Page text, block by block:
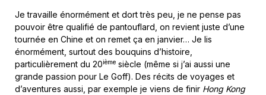
Je travaille énormément et dort très peu, je ne pense pas
pouvoir être qualifié de pantouflard, on revient juste d’une
tournée en Chine et on remet ça en janvier… Je lis
énormément, surtout des bouquins d’histoire,
particulièrement du 20ième siècle (même si j’ai aussi une
grande passion pour Le Goff). Des récits de voyages et
d’aventures aussi, par exemple je viens de finir Hong Kong